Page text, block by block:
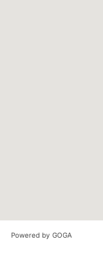
Powered by GOGA